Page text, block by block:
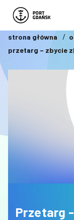
strona główna
przetarg – zbycie
Przetarg